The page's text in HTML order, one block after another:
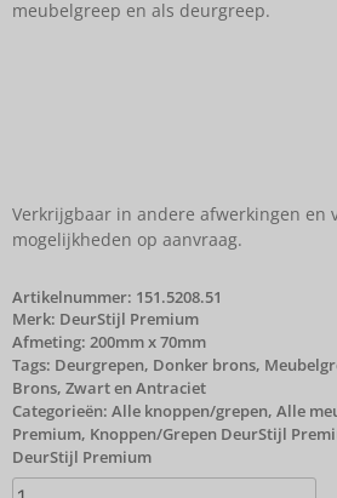
meubelgreep en als deurgreep.
Verkrijgbaar in andere afwerkingen en
mogelijkheden op aanvraag.
Artikelnummer: 151.5208.51
Merk: DeurStijl Premium
Afmeting: 200mm x 70mm
Tags: Deurgrepen, Donker brons,
Brons, Zwart en Antraciet
Categorieën: Alle knoppen/grepen, Alle
Premium, Knoppen/Grepen DeurStijl
DeurStijl Premium